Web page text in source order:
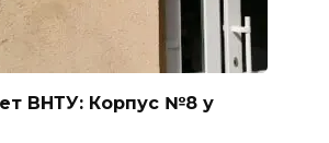
ВНТУ: Корпус №8 у